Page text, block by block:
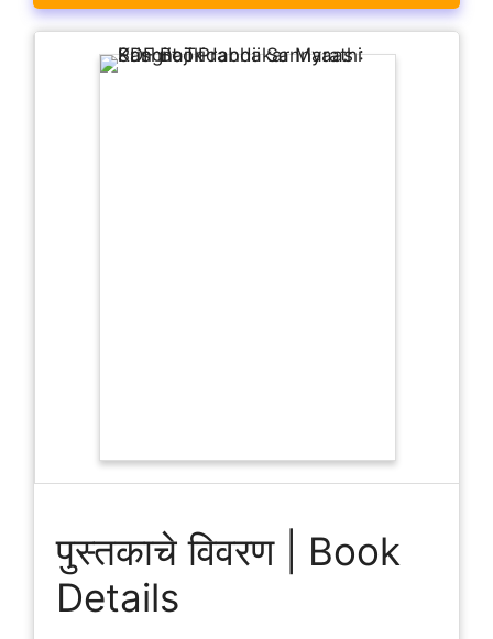
पुस्तकाचे विवरण | Book
Details